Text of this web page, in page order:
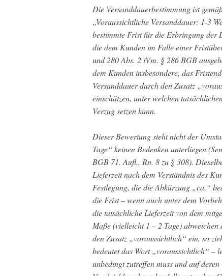
Die Versanddauerbestimmung ist
„Voraussichtliche Versanddauer: 1-3
bestimmte Frist für die Erbringung der
die dem Kunden im Falle einer
und 280 Abs. 2 iVm. § 286 BGB
dem Kunden insbesondere, das
Versanddauer durch den Zusatz
einschätzen, unter welchen
Verzug setzen kann.
Dieser Bewertung steht nicht der
Tage“ keinen Bedenken unterliegen
BGB 71. Aufl., Rn. 8 zu § 308).
Lieferzeit nach dem Verständnis des
Festlegung, die die Abkürzung „ca.“
die Frist – wenn auch unter dem
die tatsächliche Lieferzeit von dem
Maße (vielleicht 1 – 2 Tage)
den Zusatz „voraussichtlich“ ein, so
bedeutet das Wort „voraussichtlich“ –
unbedingt zutreffen muss und auf